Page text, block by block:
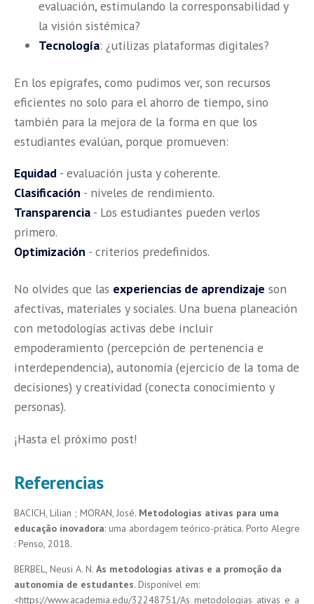
evaluación, estimulando la corresponsabilidad y
la visión sistémica?
Tecnología: ¿utilizas plataformas digitales?
En los epígrafes, como pudimos ver, son recursos
eficientes no solo para el ahorro de tiempo, sino
también para la mejora de la forma en que los
estudiantes evalúan, porque promueven:
Equidad - evaluación justa y coherente.
Clasificación - niveles de rendimiento.
Transparencia - Los estudiantes pueden verlos
primero.
Optimización - criterios predefinidos.
No olvides que las experiencias de aprendizaje son
afectivas, materiales y sociales. Una buena planeación
con metodologías activas debe incluir
empoderamiento (percepción de pertenencia e
interdependencia), autonomía (ejercicio de la toma de
decisiones) y creatividad (conecta conocimiento y
personas).
¡Hasta el próximo post!
Referencias
BACICH, Lilian ; MORAN, José. Metodologias ativas para uma
educação inovadora: uma abordagem teórico-prática. Porto Alegre
: Penso, 2018.
BERBEL, Neusi A. N. As metodologias ativas e a promoção da
autonomia de estudantes. Disponível em:
<https://www.academia.edu/32248751/As_metodologias_ativas_e_a